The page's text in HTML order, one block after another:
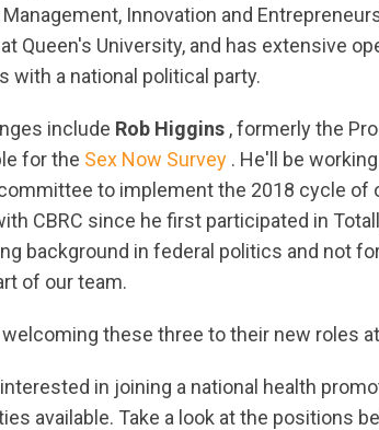
Innovation and
Queen's University, and has extensive
with a national political party.
include Rob Higgins , formerly the
for the Sex Now Survey . He'll be
to implement the 2018 cycle of
CBRC since he first participated in
background in federal politics and not
of our team.
these three to their new roles
in joining a national health
available. Take a look at the positions